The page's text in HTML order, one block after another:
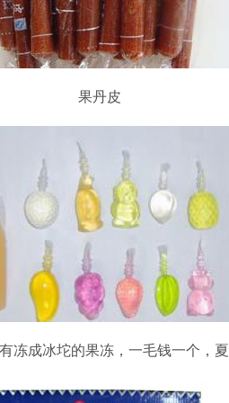
果丹皮
冻成冰坨的果冻，一毛钱一个，